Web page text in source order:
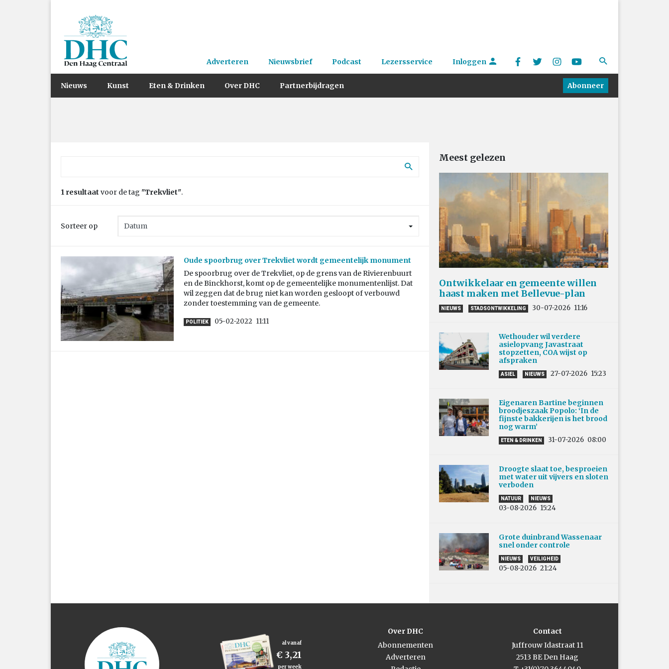
Adverteren Nieuwsbrief Podcast Lezersservice Inloggen
Nieuws Kunst Eten & Drinken Over DHC Partnerbijdragen Abonneer
1 resultaat voor de tag "Trekvliet".
Sorteer op
Oude spoorbrug over Trekvliet wordt gemeentelijk monument
De spoorbrug over de Trekvliet, op de grens van de Rivierenbuurt
en de Binckhorst, komt op de gemeentelijke monumentenlijst. Dat
wil zeggen dat de brug niet kan worden gesloopt of verbouwd
zonder toestemming van de gemeente.
POLITIEK 05-02-2022 11:11
Meest gelezen
Ontwikkelaar en gemeente willen
haast maken met Bellevue-plan
NIEUWS STADSONTWIKKELING 30-07-2026 11:16
Wethouder wil verdere
asielopvang Javastraat
stopzetten, COA wijst op
afspraken
ASIEL NIEUWS 27-07-2026 15:23
Eigenaren Bartine beginnen
broodjeszaak Popolo: ‘In de
fijnste bakkerijen is het brood
nog warm’
ETEN & DRINKEN 31-07-2026 08:00
Droogte slaat toe, besproeien
met water uit vijvers en sloten
verboden
NATUUR NIEUWS
03-08-2026 15:24
Grote duinbrand Wassenaar
snel onder controle
NIEUWS VEILIGHEID
05-08-2026 21:24
al vanaf
€ 3,21
per week
Over DHC
Abonnementen
Adverteren
Contact
Juffrouw Idastraat 11
2513 BE Den Haag